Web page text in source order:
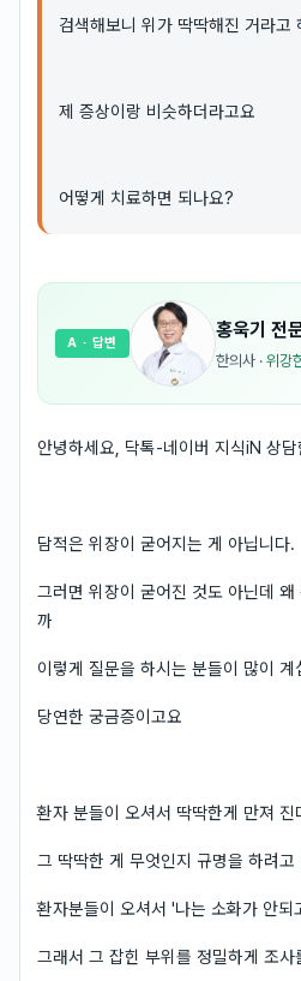
검색해보니 위가 딱딱해진 거라고
제 증상이랑 비슷하더라고요
어떻게 치료하면 되나요?
홍욱기 전
한의사 · 위강
A · 답변
안녕하세요, 닥톡-네이버 지식iN 상
담적은 위장이 굳어지는 게 아닙니다.
그러면 위장이 굳어진 것도 아닌데
까
이렇게 질문을 하시는 분들이 많이 계
당연한 궁금증이고요
환자 분들이 오셔서 딱딱한게 만져 진
그 딱딱한 게 무엇인지 규명을 하려
환자분들이 오셔서 '나는 소화가 안되
그래서 그 잡힌 부위를 정밀하게 조사